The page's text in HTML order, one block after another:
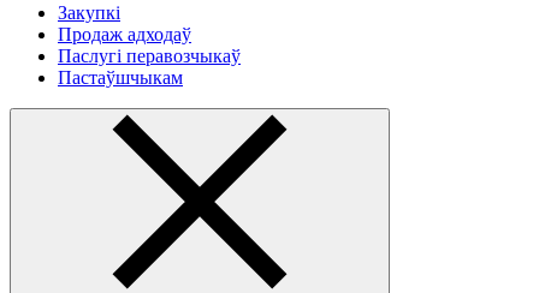
Закупкі
Продаж адходаў
Паслугі перавозчыкаў
Пастаўшчыкам